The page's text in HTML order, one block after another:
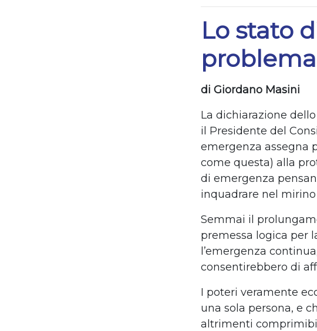
Lo stato
di Giordano Masini
La dichiarazione
il Presidente del
emergenza assegna
come questa) alla
di emergenza
inquadrare nel
Semmai il
premessa logica per
l’emergenza
consentirebbero di
I poteri veramente
una sola persona, e
altrimenti